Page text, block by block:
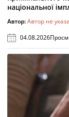
національної
Автор:Автор не
04.08.2026